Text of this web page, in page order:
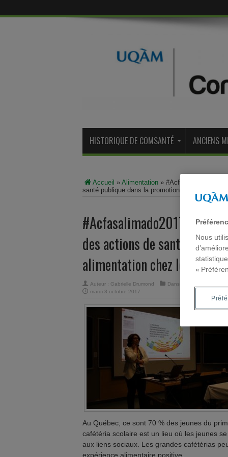
HISTORIQUE DE COMSANTÉ ANCIENS
Accueil » Alimentation » #Acfasalimado2017
santé publique dans la promotion de la saine
#Acfasalimado2017 |
des actions de santé
alimentation chez les
Auteur : Gabrielle Drumond Dans
mardi 3 octobre 2017
Au Québec, ce sont 70 % des jeunes du
cafétéria scolaire est un lieu où les jeunes
aux liens sociaux. Les grandes cafétérias
expérience alimentaire positive.
Nous
«